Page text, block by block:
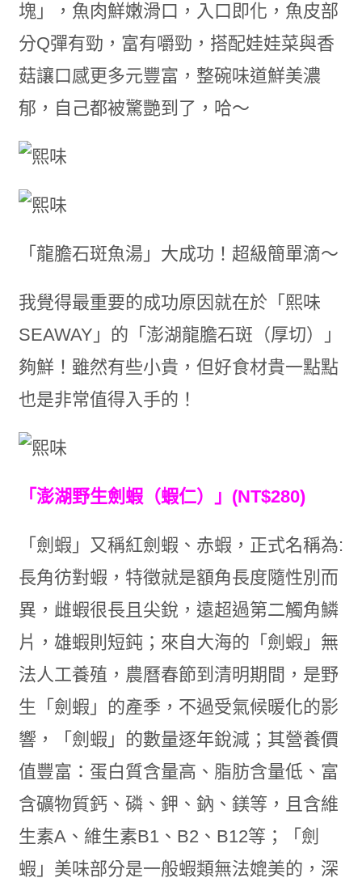
塊」，魚肉鮮嫩滑口，入口即化，魚皮部
分Q彈有勁，富有嚼勁，搭配娃娃菜與香
菇讓口感更多元豐富，整碗味道鮮美濃
郁，自己都被驚艷到了，哈～
「龍膽石斑魚湯」大成功！超級簡單滴～
我覺得最重要的成功原因就在於「熙味
SEAWAY」的「澎湖龍膽石斑（厚切）」
夠鮮！雖然有些小貴，但好食材貴一點點
也是非常值得入手的！
「澎湖野生劍蝦（蝦仁）」(NT$280)
「劍蝦」又稱紅劍蝦、赤蝦，正式名稱為:
長角彷對蝦，特徵就是額角長度隨性別而
異，雌蝦很長且尖銳，遠超過第二觸角鱗
片，雄蝦則短鈍；來自大海的「劍蝦」無
法人工養殖，農曆春節到清明期間，是野
生「劍蝦」的產季，不過受氣候暖化的影
響，「劍蝦」的數量逐年銳減；其營養價
值豐富：蛋白質含量高、脂肪含量低、富
含礦物質鈣、磷、鉀、鈉、鎂等，且含維
生素A、維生素B1、B2、B12等；「劍
蝦」美味部分是一般蝦類無法媲美的，深